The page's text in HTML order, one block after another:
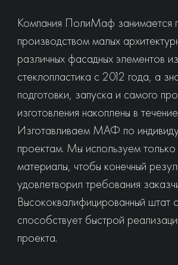
Компания ПолиМаф занимается
производством малых
различных фасадных элементов из
стеклопластика с 2012 года, а
подготовки, запуска и самого
изготовления накоплены в
Изготавливаем МАФ по
проектам. Мы используем только
материалы, чтобы конечный
удовлетворил требования
Высококвалифицированный штат
способствует быстрой
проекта.